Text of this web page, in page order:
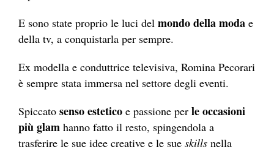
E sono state proprio le luci del mondo della moda e
della tv, a conquistarla per sempre.
Ex modella e conduttrice televisiva, Romina Pecorari
è sempre stata immersa nel settore degli eventi.
Spiccato senso estetico e passione per le occasioni
più glam hanno fatto il resto, spingendola a
trasferire le sue idee creative e le sue skills nella